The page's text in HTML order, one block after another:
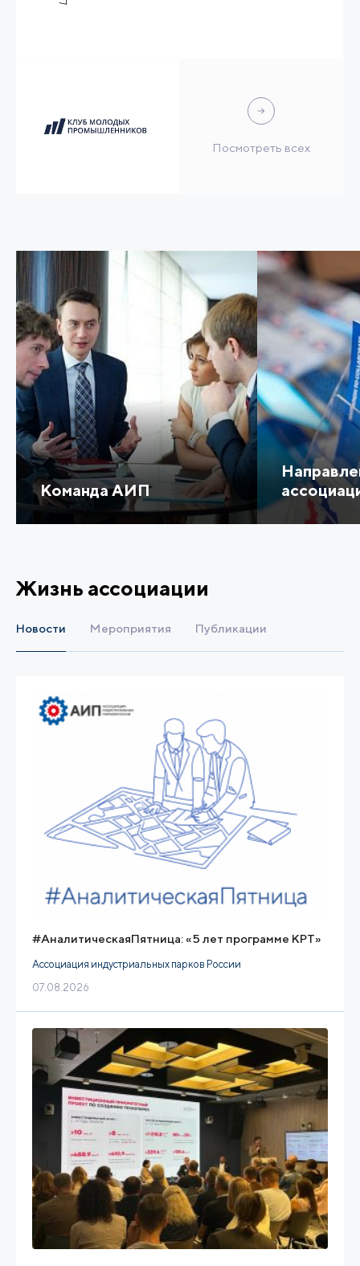
Посмотреть всех
Команда АИП
Жизнь ассоциации
Новости Мероприятия Публикации
#АналитическаяПятница: «5 лет программе КРТ»
Ассоциация индустриальных парков России
07.08.2026